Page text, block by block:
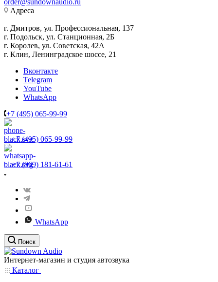
order@sundownaudio.ru
Адреса
г. Дмитров, ул. Профессиональная, 137
г. Подольск, ул. Станционная, 2Б
г. Королев, ул. Советская, 42А
г. Клин, Ленинградское шоссе, 21
Вконтакте
Telegram
YouTube
WhatsApp
+7 (495) 065-99-99
+7 (495) 065-99-99
+7 (969) 181-61-61
WhatsApp
Поиск
Интернет-магазин и студия автозвука
Каталог